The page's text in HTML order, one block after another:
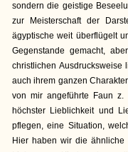
sondern die geistige
zur Meisterschaft der
ägyptische weit überflügelt
Gegenstande gemacht,
christlichen
auch ihrem ganzen
von mir angeführte Faun
höchster Lieblichkeit und
pflegen, eine Situation,
Hier haben wir die ähnliche